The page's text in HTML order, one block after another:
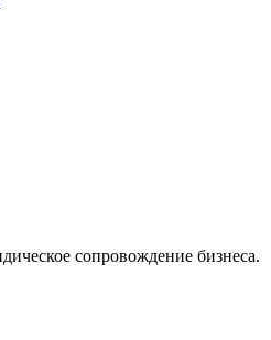
сопровождение бизнеса.